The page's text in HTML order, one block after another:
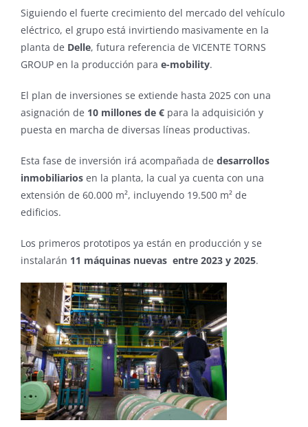
Siguiendo el fuerte crecimiento del mercado del vehículo
eléctrico, el grupo está invirtiendo masivamente en la
planta de Delle, futura referencia de VICENTE TORNS
GROUP en la producción para e-mobility.
El plan de inversiones se extiende hasta 2025 con una
asignación de 10 millones de €para la adquisición y
puesta en marcha de diversas líneas productivas.
Esta fase de inversión irá acompañada de desarrollos
inmobiliariosen la planta, la cual ya cuenta con una
extensión de 60.000 m², incluyendo 19.500 m² de
edificios.
Los primeros prototipos ya están en producción y se
instalarán 11 máquinas nuevas entre 2023 y 2025.